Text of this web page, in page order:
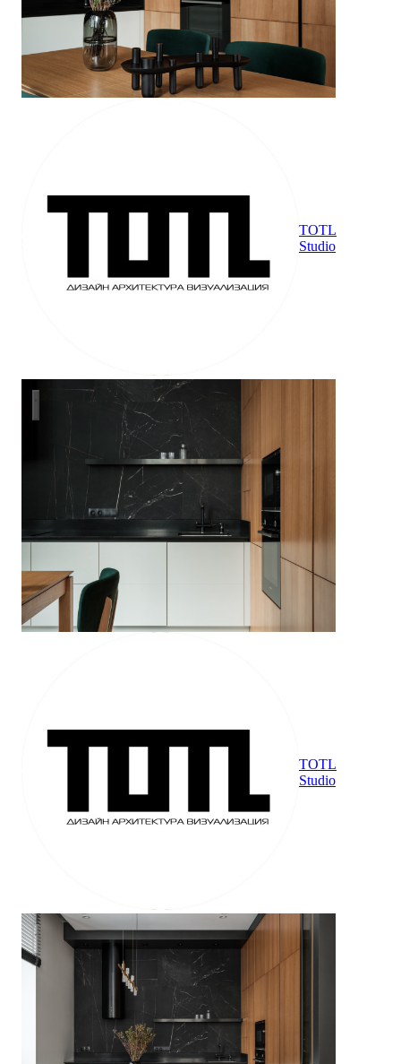
TOTL
Studio
НОВОЧЕРЕМУШКИНСКАЯ 17
TOTL
Studio
НОВОЧЕРЕМУШКИНСКАЯ 17